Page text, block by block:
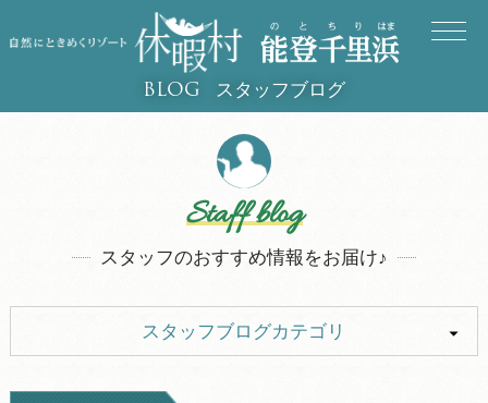
BLOG スタッフブログ
Staff blog
スタッフのおすすめ情報をお届け♪
スタッフブログカテゴリ